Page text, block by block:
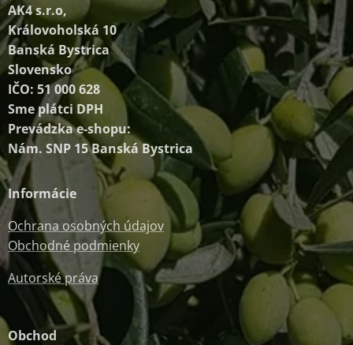
AK4 s.r.o,
Královoholská 10
Banská Bystrica
Slovensko
IČO: 51 000 628
Sme plátci DPH
Prevádzka e-shopu:
Nám. SNP 15 Banská Bystrica
Informácie
Ochrana osobných údajov
Obchodné podmienky
Autorské práva
Obchod